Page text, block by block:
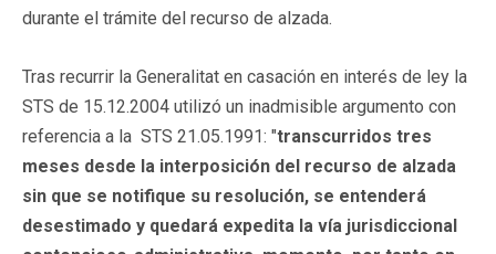
durante el trámite del recurso de alzada.
Tras recurrir la Generalitat en casación en interés de ley la
STS de 15.12.2004 utilizó un inadmisible argumento con
referencia a la STS 21.05.1991: "transcurridos tres
meses desde la interposición del recurso de alzada
sin que se notifique su resolución, se entenderá
desestimado y quedará expedita la vía jurisdiccional